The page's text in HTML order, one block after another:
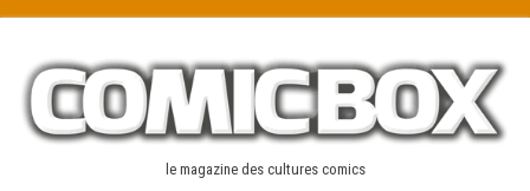
content
le magazine des cultures comics